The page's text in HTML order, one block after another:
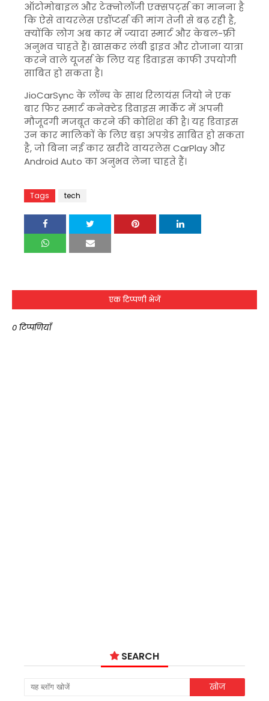
ऑटोमोबाइल और टेक्नोलॉजी एक्सपर्ट्स का मानना है
कि ऐसे वायरलेस एडॉप्टर्स की मांग तेजी से बढ़ रही है,
क्योंकि लोग अब कार में ज्यादा स्मार्ट और केबल-फ्री
अनुभव चाहते हैं। खासकर लंबी ड्राइव और रोजाना यात्रा
करने वाले यूजर्स के लिए यह डिवाइस काफी उपयोगी
साबित हो सकता है।
JioCarSync के लॉन्च के साथ रिलायंस जियो ने एक
बार फिर स्मार्ट कनेक्टेड डिवाइस मार्केट में अपनी
मौजूदगी मजबूत करने की कोशिश की है। यह डिवाइस
उन कार मालिकों के लिए बड़ा अपग्रेड साबित हो सकता
है, जो बिना नई कार खरीदे वायरलेस CarPlay और
Android Auto का अनुभव लेना चाहते हैं।
Tags tech
एक टिप्पणी भेजें
0 टिप्पणियाँ
SEARCH